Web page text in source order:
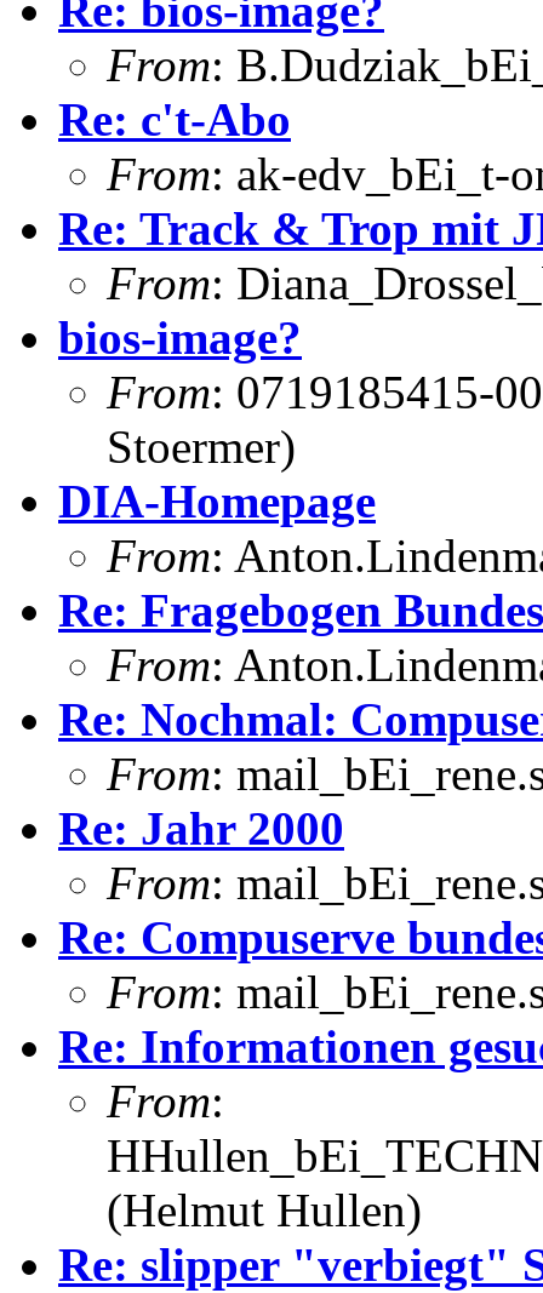
From:
Re: c't-Abo
From: ak-edv_bEi_t-
Re: Track & Trop mit
From:
bios-image?
From: 0719185415-
Stoermer)
DIA-Homepage
From:
Re: Fragebogen
From:
Re: Nochmal:
From:
Re: Jahr 2000
From:
Re: Compuserve
From:
Re: Informationen
From:
(Helmut Hullen)
Re: slipper "verbiegt"